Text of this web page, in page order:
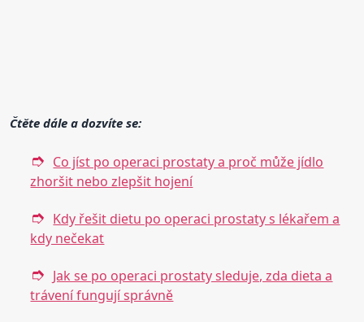
Čtěte dále a dozvíte se:
Co jíst po operaci prostaty a proč může jídlo
zhoršit nebo zlepšit hojení
Kdy řešit dietu po operaci prostaty s lékařem a
kdy nečekat
Jak se po operaci prostaty sleduje, zda dieta a
trávení fungují správně